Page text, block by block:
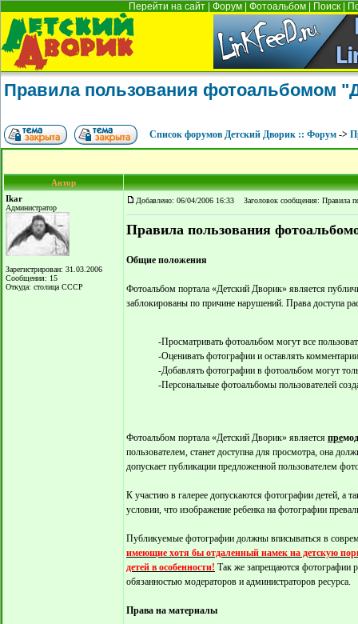
Перейти на сайт Форум Фотоальбом Поиск
Правила пользования фотоальбомом
Список форумов Детский Дворик :: Форум ->
Автор
Ikar
Администратор
Зарегистрирован: 31.03.2006
Сообщения: 15
Откуда: столица СССР
Добавлено: 06/04/2006 16:33 Заголовок сообщения: Правила
Правила пользования
Общие положения
Фотоальбом портала «Детский Дворик» является
заблокированы по причине нарушений. Права доступа
-Просматривать фотоальбом могут все
-Оценивать фотографии и оставлять
-Добавлять фотографии в фотоальбом могут
-Персональные фотоальбомы пользователей
Фотоальбом портала «Детский Дворик» является пре
пользователем, станет доступна для просмотра, она
допускает публикации предложенной пользователем
К участию в галерее допускаются фотографии детей,
условии, что изображение ребенка на фотографии
Публикуемые фотографии должны вписываться в
имеющие хотя бы отдаленный намек на детскую
детей в особенности! Так же запрещаются фотографии
обязанностью модераторов и администраторов ресурса.
Права на материалы